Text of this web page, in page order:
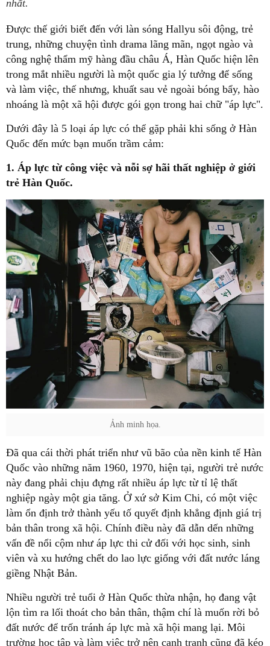
nhất.
Được thế giới biết đến với làn sóng Hallyu sôi động, trẻ
trung, những chuyện tình drama lãng mãn, ngọt ngào và
công nghệ thẩm mỹ hàng đầu châu Á, Hàn Quốc hiện lên
trong mắt nhiều người là một quốc gia lý tưởng để sống
và làm việc, thế nhưng, khuất sau vẻ ngoài bóng bẩy, hào
nhoáng là một xã hội được gói gọn trong hai chữ "áp lực".
Dưới đây là 5 loại áp lực có thể gặp phải khi sống ở Hàn
Quốc đến mức bạn muốn trầm cảm:
1. Áp lực từ công việc và nỗi sợ hãi thất nghiệp ở giới
trẻ Hàn Quốc.
Ảnh minh họa.
Đã qua cái thời phát triển như vũ bão của nền kinh tế Hàn
Quốc vào những năm 1960, 1970, hiện tại, người trẻ nước
này đang phải chịu đựng rất nhiều áp lực từ tỉ lệ thất
nghiệp ngày một gia tăng. Ở xứ sở Kim Chi, có một việc
làm ổn định trở thành yếu tố quyết định khẳng định giá trị
bản thân trong xã hội. Chính điều này đã dẫn dến những
vấn đề nổi cộm như áp lực thi cử đối với học sinh, sinh
viên và xu hướng chết do lao lực giống với đất nước láng
giềng Nhật Bản.
Nhiều người trẻ tuổi ở Hàn Quốc thừa nhận, họ đang vật
lộn tìm ra lối thoát cho bản thân, thậm chí là muốn rời bỏ
đất nước để trốn tránh áp lực mà xã hội mang lại. Môi
trường học tập và làm việc trở nên cạnh tranh cũng đã kéo